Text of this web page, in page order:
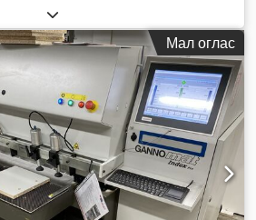
Мал оглас